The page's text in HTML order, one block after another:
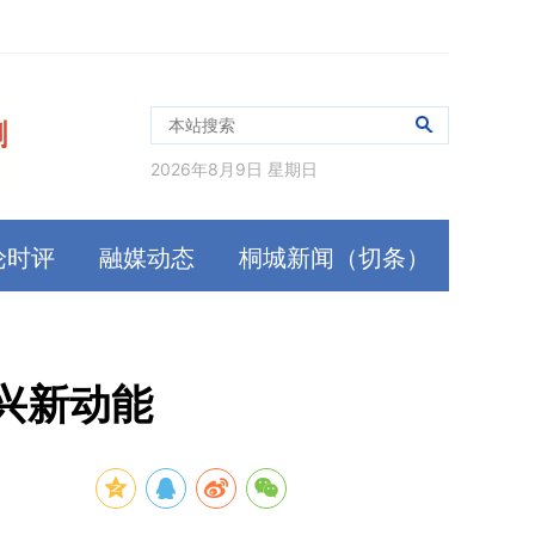
2026年8月9日 星期日
时评 融媒动态 桐城新闻（切条）
新动能